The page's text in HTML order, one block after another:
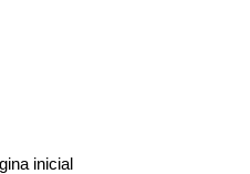
inicial